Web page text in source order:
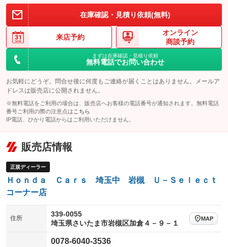
在庫確認・見積り依頼(無料)
来店予約
オンライン
商談予約
まずは在庫確認・見積り依頼
無料電話でお問い合わせ
お気軽にどうぞ。問合せ後に何度もご連絡が届くことはありません。メールア
ドレスは販売店に公開されません。
※無料電話をご利用の場合は、販売店へお客様の電話番号が通知されます。無料電話
番号ご利用の際の注意点は こちら
IP電話、ひかり電話からはご利用いただけません。
販売店情報
正規ディーラー
Ｈｏｎｄａ Ｃａｒｓ 埼玉中 岩槻 Ｕ－Ｓｅｌｅｃｔ
コーナー店
住所
339-0055
埼玉県さいたま市岩槻区加倉４－９－１
MAP
0078-6040-3536